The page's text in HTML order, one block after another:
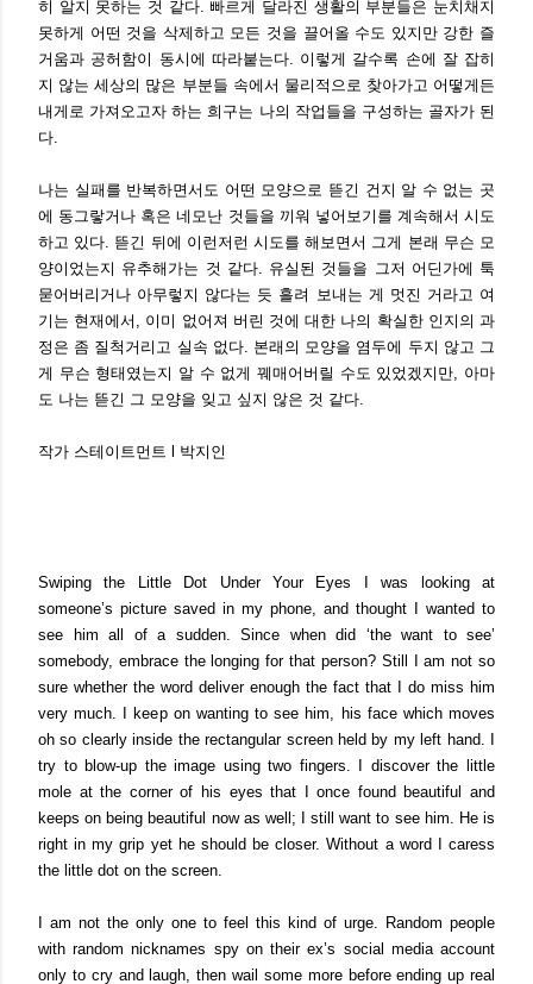
히 알지 못하는 것 같다. 빠르게 달라진 생활의 부분들은 눈치채지
못하게 어떤 것을 삭제하고 모든 것을 끌어올 수도 있지만 강한 즐
거움과 공허함이 동시에 따라붙는다. 이렇게 갈수록 손에 잘 잡히
지 않는 세상의 많은 부분들 속에서 물리적으로 찾아가고 어떻게든
내게로 가져오고자 하는 희구는 나의 작업들을 구성하는 골자가 된
다.
나는 실패를 반복하면서도 어떤 모양으로 뜯긴 건지 알 수 없는 곳
에 동그랗거나 혹은 네모난 것들을 끼워 넣어보기를 계속해서 시도
하고 있다. 뜯긴 뒤에 이런저런 시도를 해보면서 그게 본래 무슨 모
양이었는지 유추해가는 것 같다. 유실된 것들을 그저 어딘가에 툭
묻어버리거나 아무렇지 않다는 듯 흘려 보내는 게 멋진 거라고 여
기는 현재에서, 이미 없어져 버린 것에 대한 나의 확실한 인지의 과
정은 좀 질척거리고 실속 없다. 본래의 모양을 염두에 두지 않고 그
게 무슨 형태였는지 알 수 없게 꿰매어버릴 수도 있었겠지만, 아마
도 나는 뜯긴 그 모양을 잊고 싶지 않은 것 같다.
작가 스테이트먼트 l 박지인
Swiping the Little Dot Under Your Eyes I was looking at
someone’s picture saved in my phone, and thought I wanted to
see him all of a sudden. Since when did ‘the want to see’
somebody, embrace the longing for that person? Still I am not so
sure whether the word deliver enough the fact that I do miss him
very much. I keep on wanting to see him, his face which moves
oh so clearly inside the rectangular screen held by my left hand. I
try to blow-up the image using two fingers. I discover the little
mole at the corner of his eyes that I once found beautiful and
keeps on being beautiful now as well; I still want to see him. He is
right in my grip yet he should be closer. Without a word I caress
the little dot on the screen.
I am not the only one to feel this kind of urge. Random people
with random nicknames spy on their ex’s social media account
only to cry and laugh, then wail some more before ending up real